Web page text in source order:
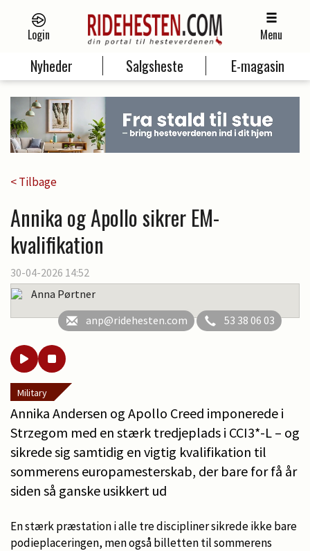
Login Menu
Nyheder Salgsheste E-magasin
< Tilbage
Annika og Apollo sikrer EM-
kvalifikation
30-04-2026 14:52
Anna Pørtner
anp@ridehesten.com
53 38 06 03
Military
Annika Andersen og Apollo Creed imponerede i
Strzegom med en stærk tredjeplads i CCI3*-L – og
sikrede sig samtidig en vigtig kvalifikation til
sommerens europamesterskab, der bare for få år
siden så ganske usikkert ud
En stærk præstation i alle tre discipliner sikrede ikke bare
podieplaceringen, men også billetten til sommerens